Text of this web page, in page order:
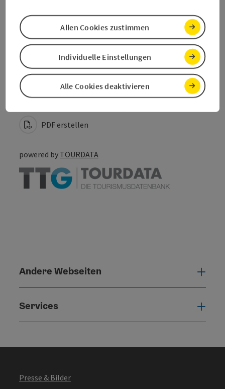
Barrierefreiheit
Beitrag merken
zum Merkzettel
PDF erstellen
Beitrag drucken
powered by TOURDATA
Andere Webseiten
Services
Presse & Bilder
Alle Cookies deaktivieren
Individuelle Einstellungen
Allen Cookies zustimmen